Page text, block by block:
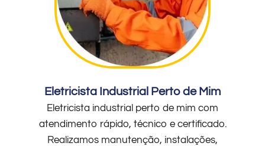
Eletricista Industrial Perto de Mim
Eletricista industrial perto de mim com
atendimento rápido, técnico e certificado.
Realizamos manutenção, instalações,